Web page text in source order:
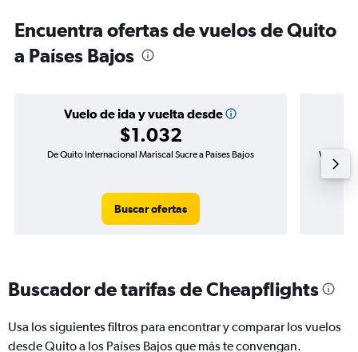
Encuentra ofertas de vuelos de Quito
a Países Bajos
Vuelo de ida y vuelta desde
$1.032
De Quito Internacional Mariscal Sucre a Países Bajos
Buscar ofertas
Vuelo de
Buscador de tarifas de Cheapflights
Usa los siguientes filtros para encontrar y comparar los vuelos
desde Quito a los Países Bajos que más te convengan.